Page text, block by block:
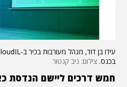
בכנס. צילום: ניב קנטור
חמש דרכים ליישם הנדסת